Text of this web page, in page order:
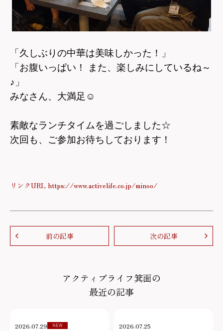
「久しぶりの中華は美味しかった！」
「お腹いっぱい！ また、楽しみにしているね～
♪」
みなさん、大満足 ☺
素敵なランチタイムを過ごしました☆
次回も、ご参加お待ちしております！
リンクURL https://www.activelife.co.jp/minoo/
前の記事 次の記事
アクティブライフ箕面の
最近の記事
2026.07.29 NEW 2026.07.25